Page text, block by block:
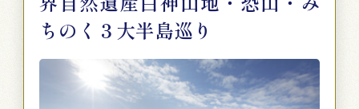
ちのく３大半島巡り